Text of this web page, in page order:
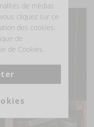
de médias
cliquez sur ce
des cookies,
de
de Cookies.